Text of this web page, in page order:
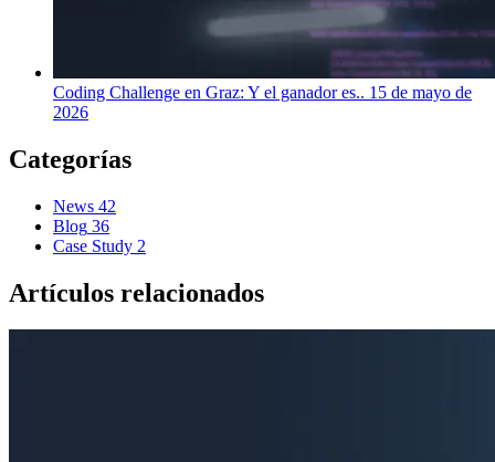
Coding Challenge en Graz: Y el ganador es.. 15 de mayo de
2026
Categorías
News 42
Blog 36
Case Study 2
Artículos relacionados